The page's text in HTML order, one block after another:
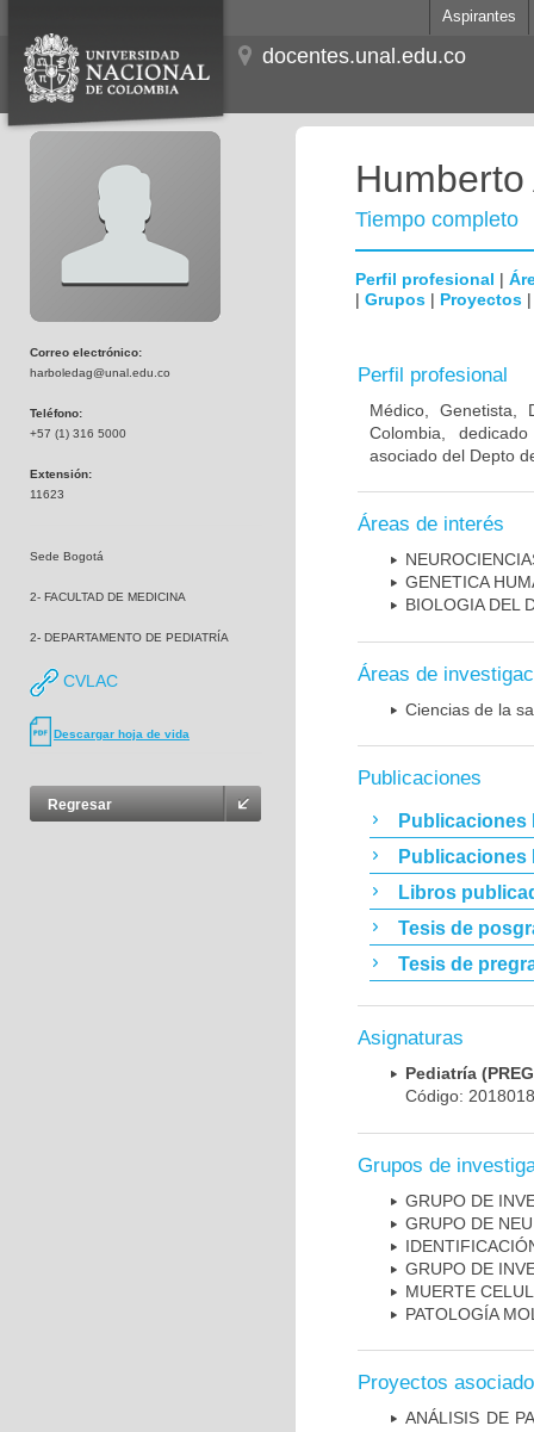
Aspirantes
docentes.unal.edu.co
Correo electrónico:
harboledag@unal.edu.co
Teléfono:
+57 (1) 316 5000
Extensión:
11623
Sede Bogotá
2- FACULTAD DE MEDICINA
2- DEPARTAMENTO DE PEDIATRÍA
CVLAC
Descargar hoja de vida
Regresar
Tiempo completo
Perfil profesional |
| Grupos | Proyectos
Perfil profesional
Médico, Genetista,
Colombia,
asociado del Depto
Áreas de interés
GENETICA
BIOLOGIA DEL
Áreas de
Ciencias de la
Publicaciones
Publicaciones
Publicaciones
Libros
Tesis de
Tesis de
Asignaturas
Pediatría
Código:
Grupos de
GRUPO DE
GRUPO DE
GRUPO DE
MUERTE
PATOLOGÍA
Proyectos
ANÁLISIS DE